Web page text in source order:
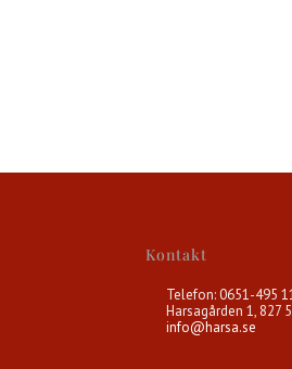
Kontakt
Telefon: 0651-495
Harsagården 1, 827
info@harsa.se